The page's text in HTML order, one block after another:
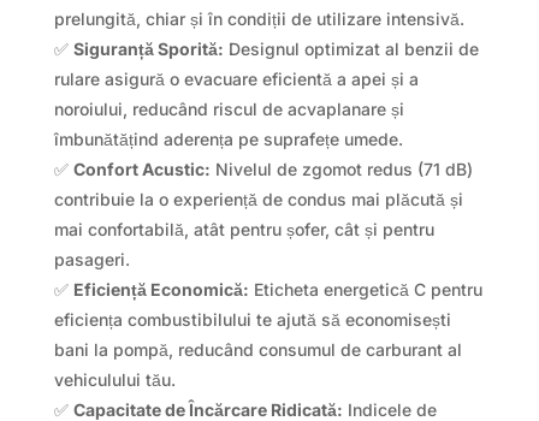
prelungită, chiar și în condiții de utilizare intensivă.
✅ Siguranță Sporită: Designul optimizat al benzii de
rulare asigură o evacuare eficientă a apei și a
noroiului, reducând riscul de acvaplanare și
îmbunătățind aderența pe suprafețe umede.
✅ Confort Acustic: Nivelul de zgomot redus (71 dB)
contribuie la o experiență de condus mai plăcută și
mai confortabilă, atât pentru șofer, cât și pentru
pasageri.
✅ Eficiență Economică: Eticheta energetică C pentru
eficiența combustibilului te ajută să economisești
bani la pompă, reducând consumul de carburant al
vehiculului tău.
✅ Capacitate de Încărcare Ridicată: Indicele de